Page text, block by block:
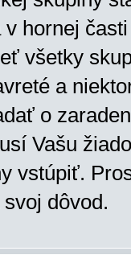
hornej
všetky
a
o
Vašu
vstúpiť.
dôvod.